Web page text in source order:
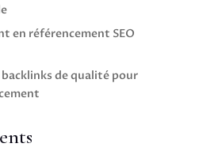
en référencement SEO
de qualité pour